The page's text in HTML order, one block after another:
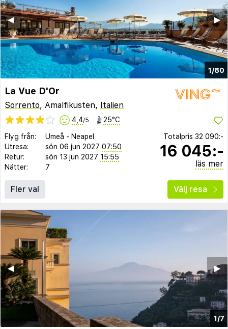
1/80
▶︎
◀︎
La Vue D'Or
Sorrento, Amalfikusten, Italien
4,4/5 25°C
Flyg från: Umeå - Neapel
Utresa:
sön 06 jun 2027 07:50
Retur:
sön 13 jun 2027 15:55
Nätter:
7
Totalpris 32 090:-
16 045:-
läs mer
Fler val Välj resa
1/7
▶︎
◀︎